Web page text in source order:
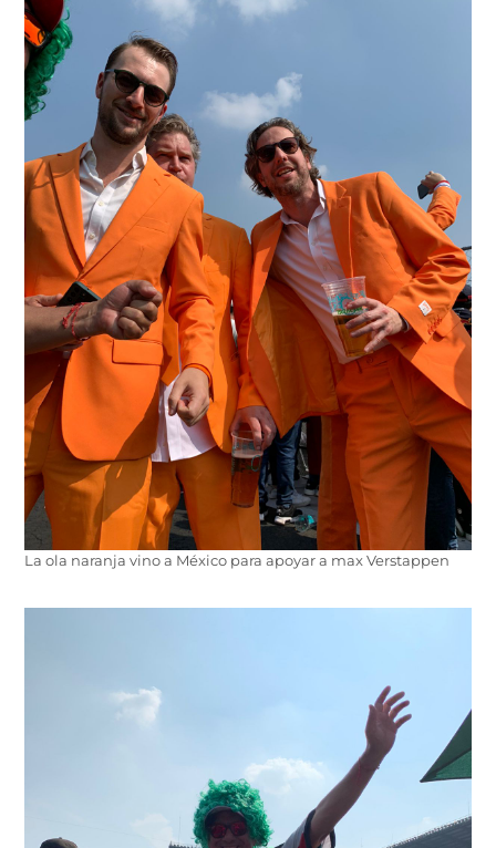
La ola naranja vino a México para apoyar a max Verstappen